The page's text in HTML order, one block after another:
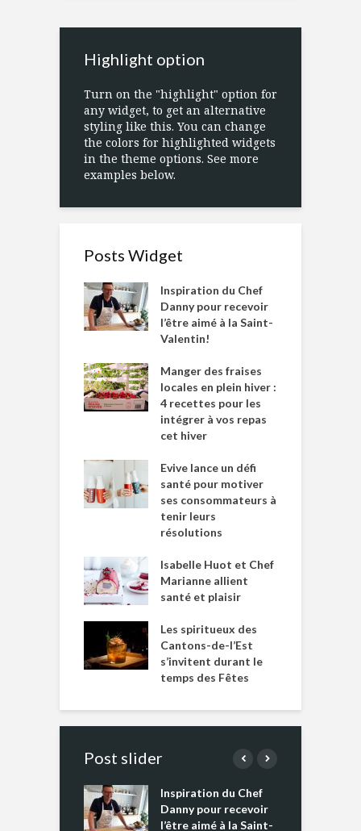
Highlight option
Turn on the "highlight" option for
any widget, to get an alternative
styling like this. You can change
the colors for highlighted widgets
in the theme options. See more
examples below.
Posts Widget
Inspiration du Chef
Danny pour recevoir
l’être aimé à la Saint-
Valentin!
Manger des fraises
locales en plein hiver :
4 recettes pour les
intégrer à vos repas
cet hiver
Evive lance un défi
santé pour motiver
ses consommateurs à
tenir leurs
résolutions
Isabelle Huot et Chef
Marianne allient
santé et plaisir
Les spiritueux des
Cantons-de-l’Est
s’invitent durant le
temps des Fêtes
Post slider
Inspiration du Chef
Danny pour recevoir
l’être aimé à la Saint-